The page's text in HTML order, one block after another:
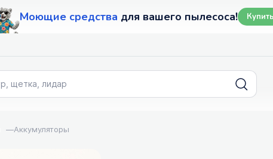
Моющие средства для вашего пылесоса! Купить
—Аккумуляторы